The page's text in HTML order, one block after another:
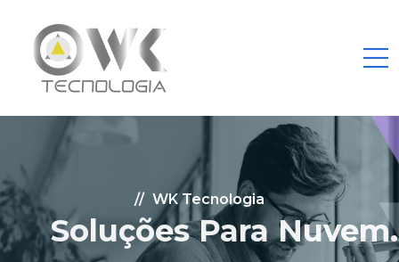
WK Tecnologia
Soluções Para Nuvem.